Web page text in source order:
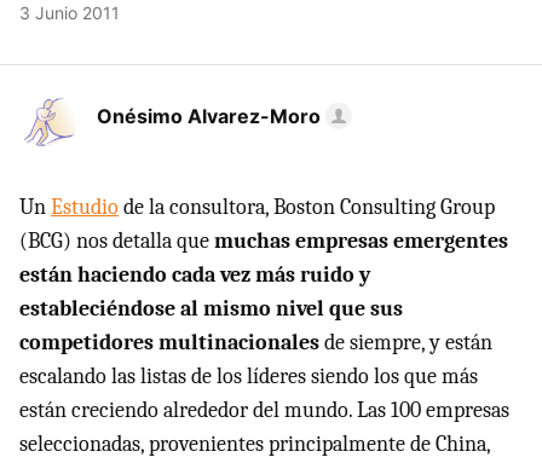
3 Junio 2011
Onésimo Alvarez-Moro
UnEstudiode la consultora, Boston Consulting Group
(BCG) nos detalla quemuchas empresas emergentes
están haciendo cada vez más ruido y
estableciéndose al mismo nivel que sus
competidores multinacionalesde siempre, y están
escalando las listas de los líderes siendo los que más
están creciendo alrededor del mundo. Las 100 empresas
seleccionadas, provenientes principalmente de China,